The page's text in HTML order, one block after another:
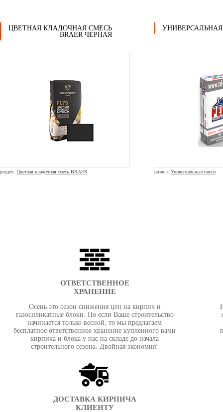
ЦВЕТНАЯ КЛАДОЧНАЯ СМЕСЬ
BRAER ЧЕРНАЯ
раздел: Цветная кладочная смесь BRAER раздел: Универсальные смеси
ОТВЕТСТВЕННОЕ
ХРАНЕНИЕ
Осень это сезон снижения цен на кирпич и
газосиликатные блоки. Но если Ваше строительство
начинается только весной, то мы предлагаем
бесплатное ответственное хранение купленного вами
кирпича и блока у нас на складе до начала
строительного сезона. Двойная экономия!
ДОСТАВКА КИРПИЧА
КЛИЕНТУ